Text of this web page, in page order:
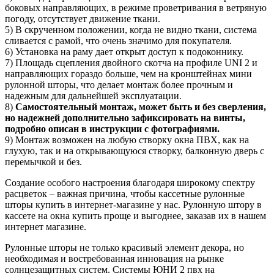
боковых направляющих, в режиме проветривания в ветряную
погоду, отсутствует движение ткани.
5) В скрученном положении, когда не видно ткани, система
сливается с рамой, что очень значимо для покупателя.
6) Установка на раму дает открыт доступ к подоконнику.
7) Площадь сцепления двойного скотча на профиле UNI 2 и
направляющих гораздо больше, чем на кронштейнах мини
рулонной шторы, что делает монтаж более прочным и
надежным для дальнейшей эксплуатации.
8) Самостоятельный монтаж, может быть и без сверления,
но надежней дополнительно зафиксировать на винты,
подробно описан в инструкции с фотографиями.
9) Монтаж возможен на любую створку окна ПВХ, как на
глухую, так и на открывающуюся створку, балконную дверь с
перемычкой и без.
Создание особого настроения благодаря широкому спектру
расцветок – важная причина, чтобы кассетные рулонные
шторы купить в интернет-магазине у нас. Рулонную штору в
кассете на окна купить проще и выгоднее, заказав их в нашем
интернет магазине.
Рулонные шторы не только красивый элемент декора, но
необходимая и востребованная инновация на рынке
солнцезащитных систем. Системы ЮНИ 2 пвх на